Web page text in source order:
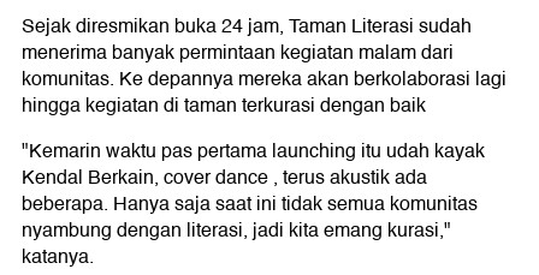
Sejak diresmikan buka 24 jam, Taman Literasi sudah
menerima banyak permintaan kegiatan malam dari
komunitas. Ke depannya mereka akan berkolaborasi lagi
hingga kegiatan di taman terkurasi dengan baik
"Kemarin waktu pas pertama launching itu udah kayak
Kendal Berkain, cover dance , terus akustik ada
beberapa. Hanya saja saat ini tidak semua komunitas
nyambung dengan literasi, jadi kita emang kurasi,"
katanya.